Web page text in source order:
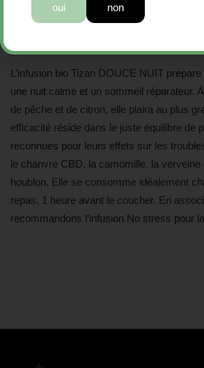
L’infusion bio Tizan DOUCE NUIT prépare
une nuit calme et un sommeil réparateur.
de pêche et de citron, elle plaira au plus
efficacité réside dans le juste équilibre de
reconnues pour leurs effets sur les
le chanvre CBD, la camomille, la verveine
houblon. Elle se consomme idéalement
repas, 1 heure avant le coucher. En
recommandons l’infusion No stress pour
oui non